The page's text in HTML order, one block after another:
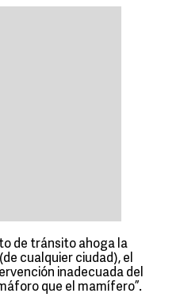
de tránsito ahoga la
cualquier ciudad), el
inadecuada del
que el mamífero”.